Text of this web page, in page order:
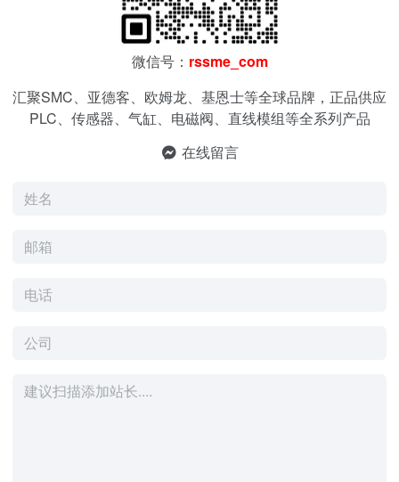
微信号： rssme_com
汇聚SMC、亚德客、欧姆龙、基恩士等全球品牌，正品供应
PLC、传感器、气缸、电磁阀、直线模组等全系列产品
在线留言